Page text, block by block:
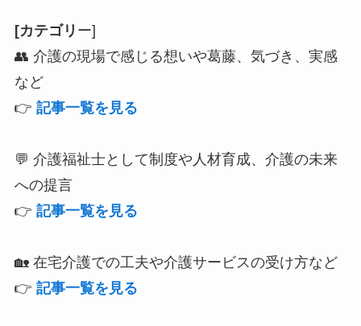
[カテゴリ ー]
👥 介護の現場で感じる想いや葛藤、気づき、実感
など
👉 記事一覧を見る
💬 介護福祉士として制度や人材育成、介護の未来
への提言
👉 記事一覧を見る
🏡 在宅介護での工夫や介護サービスの受け方など
👉 記事一覧を見る